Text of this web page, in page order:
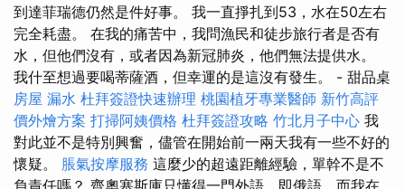
到達菲瑞德仍然是件好事。 我一直掙扎到53，水在50左右
完全耗盡。 在我的痛苦中，我問漁民和徒步旅行者是否有
水，但他們沒有，或者因為新冠肺炎，他們無法提供水。
我什至想過要喝蒂薩酒，但幸運的是這沒有發生。 - 甜品桌
房屋 漏水 杜拜簽證快速辦理 桃園植牙專業醫師 新竹高評
價外燴方案 打掃阿姨價格 杜拜簽證攻略 竹北月子中心 我
對此並不是特別興奮，儘管在開始前一兩天我有一些不好的
懷疑。 脹氣按摩服務 這麼少的超遠距離經驗，單幹不是不
負責任嗎？ 齊奧塞斯庫只懂得一門外語，即俄語，而我在